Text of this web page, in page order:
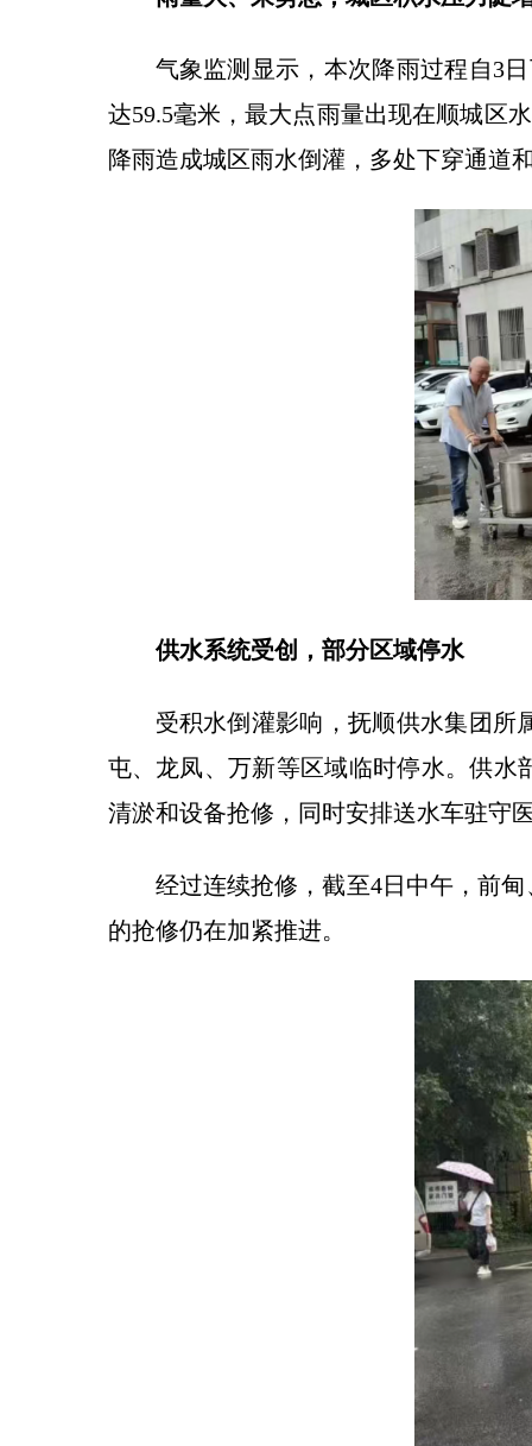
气象监测显示，本次降雨过程自3
达59.5毫米，最大点雨量出现在顺城区
降雨造成城区雨水倒灌，多处下穿通道
供水系统受创，部分区域停水
受积水倒灌影响，抚顺供水集团所
屯、龙凤、万新等区域临时停水。供
清淤和设备抢修，同时安排送水车驻守
经过连续抢修，截至4日中午，前
的抢修仍在加紧推进。